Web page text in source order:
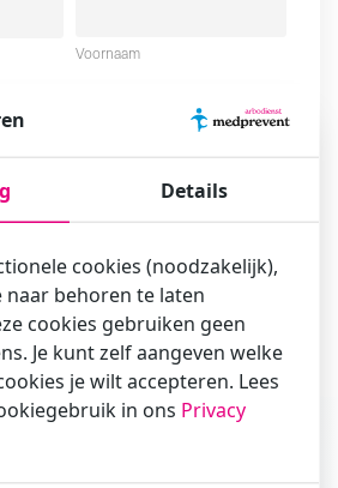
Voornaam
Achternaam
e-mailadres in waarmee je
ook een cursist?
Details
cookies (noodzakelijk),
naar behoren te laten
cookies gebruiken geen
Je kunt zelf aangeven welke
je wilt accepteren. Lees
in ons Privacy